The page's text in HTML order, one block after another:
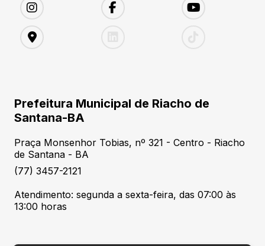
Prefeitura Municipal de Riacho de
Santana-BA
Praça Monsenhor Tobias, nº 321 - Centro - Riacho
de Santana - BA
(77) 3457-2121
Atendimento: segunda a sexta-feira, das 07:00 às
13:00 horas